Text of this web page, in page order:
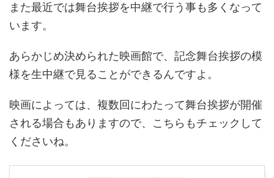
また最近では舞台挨拶を中継で行う事も多くなって
います。
あらかじめ決められた映画館で、記念舞台挨拶の模
様を生中継で見ることができるんですよ。
映画によっては、複数回にわたって舞台挨拶が開催
される場合もありますので、こちらもチェックして
くださいね。